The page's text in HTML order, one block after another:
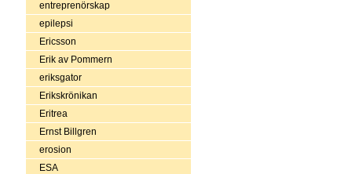
entreprenörskap
epilepsi
Ericsson
Erik av Pommern
eriksgator
Erikskrönikan
Eritrea
Ernst Billgren
erosion
ESA